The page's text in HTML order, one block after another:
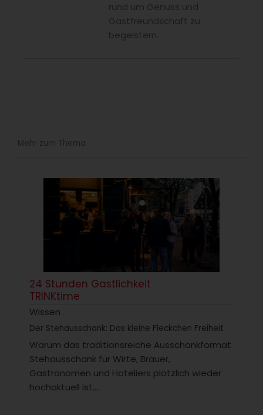
rund um Genuss und
Gastfreundschaft zu
begeistern.
Mehr zum Thema
24 Stunden Gastlichkeit
TRINKtime
Wissen
Der Stehausschank: Das kleine Fleckchen Freiheit
Warum das traditionsreiche Ausschankformat
Stehausschank für Wirte, Brauer,
Gastronomen und Hoteliers plötzlich wieder
hochaktuell ist....